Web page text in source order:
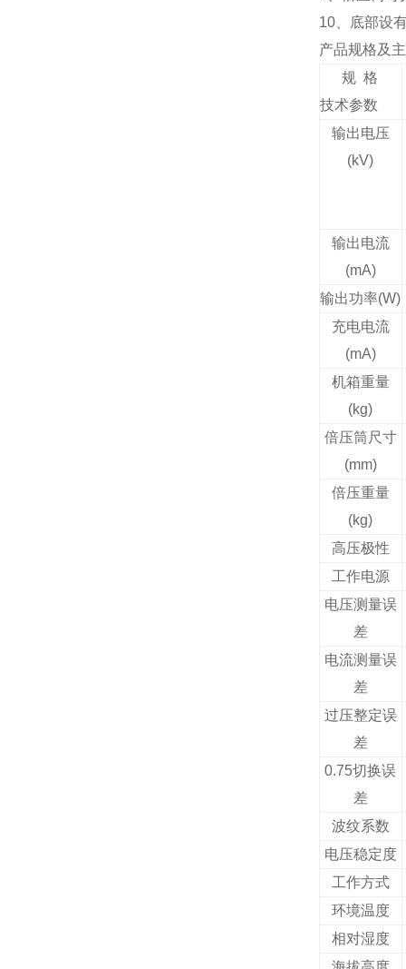
10、底部设
产品规格及
规 格
技术参数
输出电压
(kV)
输出电流
(mA)
输出功率(W)
充电电流
(mA)
机箱重量
(kg)
倍压筒尺寸
(mm)
倍压重量
(kg)
高压极性
工作电源
电压测量误
差
电流测量误
差
过压整定误
差
0.75切换误
差
波纹系数
电压稳定度
工作方式
环境温度
相对湿度